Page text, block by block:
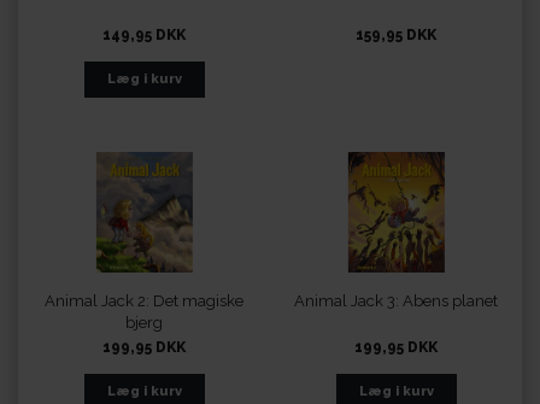
149,95 DKK 159,95 DKK
Animal Jack 2: Det magiske
bjerg
199,95 DKK
Animal Jack 3: Abens planet
199,95 DKK